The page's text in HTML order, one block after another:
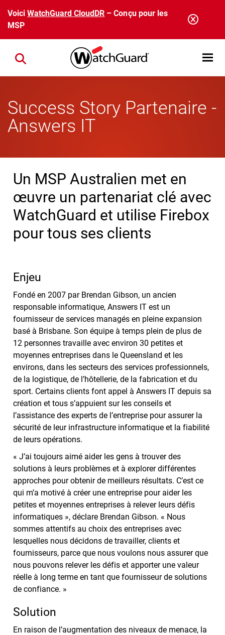
Aller au contenu principal
VoiciWatchGuard CloudDR – Conçu pour les
MSP
Open
Close search
Success Story Partenaire -
Answers IT
Un MSP Australien met en
œuvre un partenariat clé avec
WatchGuard et utilise Firebox
pour tous ses clients
Enjeu
Fondé en 2007 par Brendan Gibson, un ancien
responsable informatique, Answers IT est un
fournisseur de services managés en pleine expansion
basé à Brisbane. Son équipe à temps plein de plus de
12 personnes travaille avec environ 30 petites et
moyennes entreprises dans le Queensland et les
environs, dans les secteurs des services professionnels,
de la logistique, de l’hôtellerie, de la fabrication et du
sport. Certains clients font appel à Answers IT depuis sa
création et tous s’appuient sur les conseils et
l’assistance des experts de l’entreprise pour assurer la
sécurité de leur infrastructure informatique et la fiabilité
de leurs opérations.
« J’ai toujours aimé aider les gens à trouver des
solutions à leurs problèmes et à explorer différentes
approches pour obtenir de meilleurs résultats. C’est ce
qui m’a motivé à créer une entreprise pour aider les
petites et moyennes entreprises à relever leurs défis
informatiques », déclare Brendan Gibson. « Nous
sommes attentifs au choix des entreprises avec
lesquelles nous décidons de travailler, clients et
fournisseurs, parce que nous voulons nous assurer que
nous pouvons relever les défis et apporter une valeur
réelle à long terme en tant que fournisseur de solutions
de confiance. »
Solution
En raison de l’augmentation des niveaux de menace, la